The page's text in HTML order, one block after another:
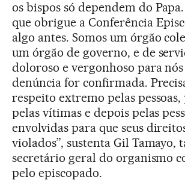
os bispos só dependem do
que obrigue a Conferência
algo antes. Somos um órgão
um órgão de governo, e de
doloroso e vergonhoso para nós
denúncia for confirmada.
respeito extremo pelas
pelas vítimas e depois pelas
envolvidas para que seus
violados”, sustenta Gil Tamayo,
secretário geral do organismo
pelo episcopado.